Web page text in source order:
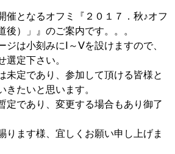
催となるオフミ『２０１７．秋♪オフ
後）」』のご案内です。。。
ジは小刻みにⅠ～Ⅴを設けますので、
選定下さい。
未定であり、参加して頂ける皆様と
きたいと思います。
定であり、変更する場合もあり御了
ります様、宜しくお願い申し上げま